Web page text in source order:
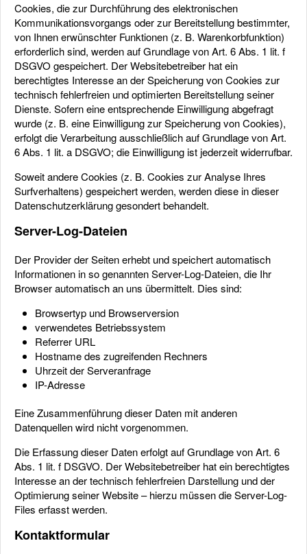
Cookies, die zur Durchführung des elektronischen
Kommunikationsvorgangs oder zur Bereitstellung bestimmter,
von Ihnen erwünschter Funktionen (z. B. Warenkorbfunktion)
erforderlich sind, werden auf Grundlage von Art. 6 Abs. 1 lit. f
DSGVO gespeichert. Der Websitebetreiber hat ein
berechtigtes Interesse an der Speicherung von Cookies zur
technisch fehlerfreien und optimierten Bereitstellung seiner
Dienste. Sofern eine entsprechende Einwilligung abgefragt
wurde (z. B. eine Einwilligung zur Speicherung von Cookies),
erfolgt die Verarbeitung ausschließlich auf Grundlage von Art.
6 Abs. 1 lit. a DSGVO; die Einwilligung ist jederzeit widerrufbar.
Soweit andere Cookies (z. B. Cookies zur Analyse Ihres
Surfverhaltens) gespeichert werden, werden diese in dieser
Datenschutzerklärung gesondert behandelt.
Server-Log-Dateien
Der Provider der Seiten erhebt und speichert automatisch
Informationen in so genannten Server-Log-Dateien, die Ihr
Browser automatisch an uns übermittelt. Dies sind:
Browsertyp und Browserversion
verwendetes Betriebssystem
Referrer URL
Hostname des zugreifenden Rechners
Uhrzeit der Serveranfrage
IP-Adresse
Eine Zusammenführung dieser Daten mit anderen
Datenquellen wird nicht vorgenommen.
Die Erfassung dieser Daten erfolgt auf Grundlage von Art. 6
Abs. 1 lit. f DSGVO. Der Websitebetreiber hat ein berechtigtes
Interesse an der technisch fehlerfreien Darstellung und der
Optimierung seiner Website – hierzu müssen die Server-Log-
Files erfasst werden.
Kontaktformular